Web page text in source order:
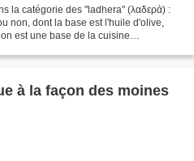
la catégorie des "ladhera" (λαδερά) :
non, dont la base est l'huile d'olive,
est une base de la cuisine
à la façon des moines